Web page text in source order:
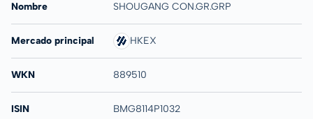
Nombre SHOUGANG CON.GR.GRP
Mercado principal HKEX
WKN 889510
ISIN BMG8114P1032